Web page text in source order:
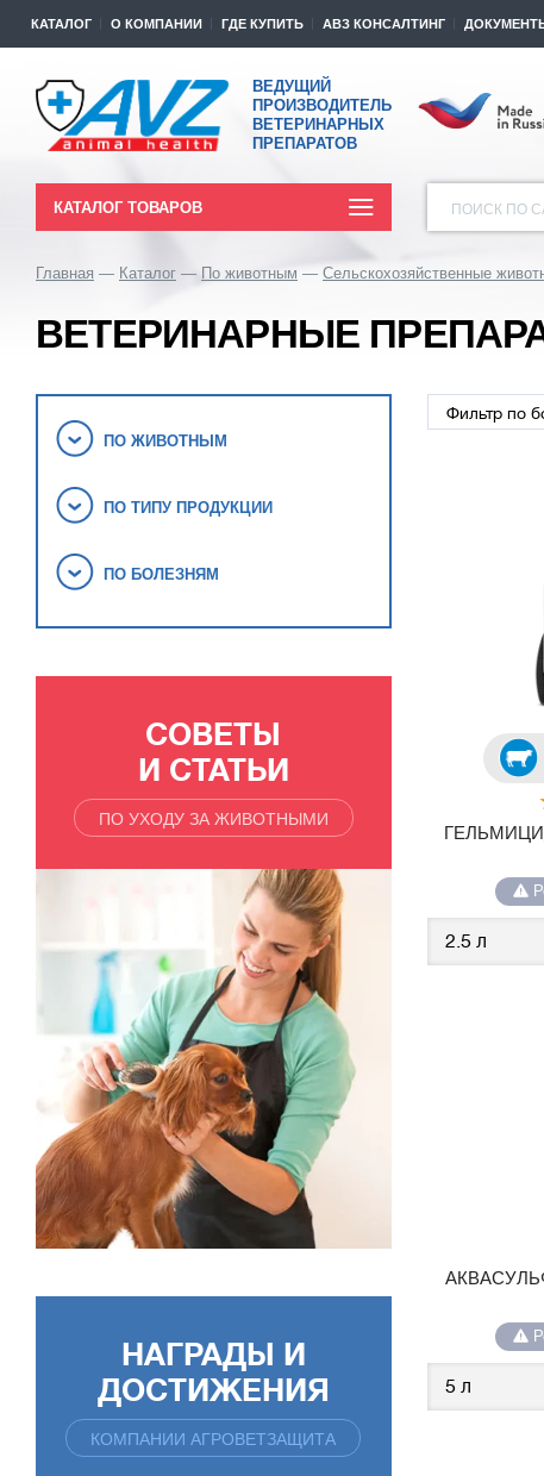
КАТАЛОГ О КОМПАНИИ ГДЕ КУПИТЬ АВЗ КОНСАЛТИНГ
ВЕДУЩИЙ
ПРОИЗВОДИТЕЛЬ
ВЕТЕРИНАРНЫХ
ПРЕПАРАТОВ
КАТАЛОГ ТОВАРОВ ПОИСК ПО
Главная Каталог По животным Сельскохозяйственные
ВЕТЕРИНАРНЫЕ
ПО ЖИВОТНЫМ
ПО ТИПУ ПРОДУКЦИИ
ПО БОЛЕЗНЯМ
СОВЕТЫ
И СТАТЬИ
ПО УХОДУ ЗА ЖИВОТНЫМИ
НАГРАДЫ И
ДОСТИЖЕНИЯ
КОМПАНИИ АГРОВЕТЗАЩИТА